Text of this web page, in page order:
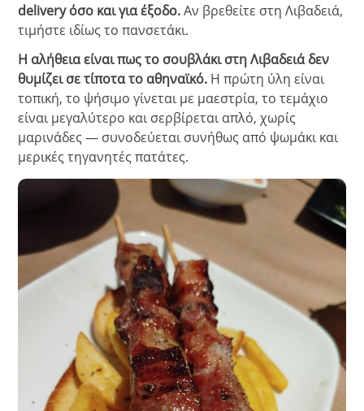
delivery όσο και για έξοδο.Αν βρεθείτε στη Λιβαδειά,
τιμήστε ιδίως το πανσετάκι.
Η αλήθεια είναι πως το σουβλάκι στη Λιβαδειά δεν
θυμίζει σε τίποτα το αθηναϊκό. Η πρώτη ύλη είναι
τοπική, το ψήσιμο γίνεται με μαεστρία, το τεμάχιο
είναι μεγαλύτερο και σερβίρεται απλό, χωρίς
μαρινάδες — συνοδεύεται συνήθως από ψωμάκι και
μερικές τηγανητές πατάτες.